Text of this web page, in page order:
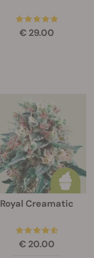
€ 29.00
Royal Creamatic
€ 20.00